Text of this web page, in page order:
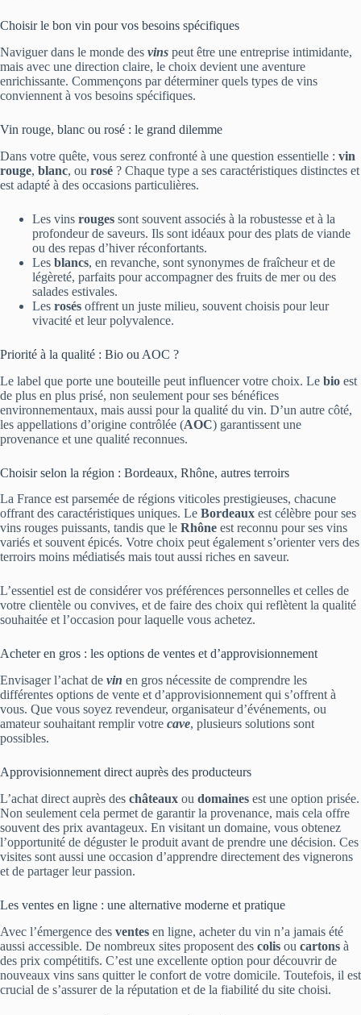
Choisir le bon vin pour vos besoins spécifiques
Naviguer dans le monde des vins peut être une entreprise intimidante,
mais avec une direction claire, le choix devient une aventure
enrichissante. Commençons par déterminer quels types de vins
conviennent à vos besoins spécifiques.
Vin rouge, blanc ou rosé : le grand dilemme
Dans votre quête, vous serez confronté à une question essentielle : vin
rouge, blanc, ou rosé ? Chaque type a ses caractéristiques distinctes et
est adapté à des occasions particulières.
Les vins rouges sont souvent associés à la robustesse et à la
profondeur de saveurs. Ils sont idéaux pour des plats de viande
ou des repas d’hiver réconfortants.
Les blancs, en revanche, sont synonymes de fraîcheur et de
légèreté, parfaits pour accompagner des fruits de mer ou des
salades estivales.
Les rosés offrent un juste milieu, souvent choisis pour leur
vivacité et leur polyvalence.
Priorité à la qualité : Bio ou AOC ?
Le label que porte une bouteille peut influencer votre choix. Le bio est
de plus en plus prisé, non seulement pour ses bénéfices
environnementaux, mais aussi pour la qualité du vin. D’un autre côté,
les appellations d’origine contrôlée (AOC) garantissent une
provenance et une qualité reconnues.
Choisir selon la région : Bordeaux, Rhône, autres terroirs
La France est parsemée de régions viticoles prestigieuses, chacune
offrant des caractéristiques uniques. Le Bordeaux est célèbre pour ses
vins rouges puissants, tandis que le Rhône est reconnu pour ses vins
variés et souvent épicés. Votre choix peut également s’orienter vers des
terroirs moins médiatisés mais tout aussi riches en saveur.
L’essentiel est de considérer vos préférences personnelles et celles de
votre clientèle ou convives, et de faire des choix qui reflètent la qualité
souhaitée et l’occasion pour laquelle vous achetez.
Acheter en gros : les options de ventes et d’approvisionnement
Envisager l’achat de vin en gros nécessite de comprendre les
différentes options de vente et d’approvisionnement qui s’offrent à
vous. Que vous soyez revendeur, organisateur d’événements, ou
amateur souhaitant remplir votre cave, plusieurs solutions sont
possibles.
Approvisionnement direct auprès des producteurs
L’achat direct auprès des châteaux ou domaines est une option prisée.
Non seulement cela permet de garantir la provenance, mais cela offre
souvent des prix avantageux. En visitant un domaine, vous obtenez
l’opportunité de déguster le produit avant de prendre une décision. Ces
visites sont aussi une occasion d’apprendre directement des vignerons
et de partager leur passion.
Les ventes en ligne : une alternative moderne et pratique
Avec l’émergence des ventes en ligne, acheter du vin n’a jamais été
aussi accessible. De nombreux sites proposent des colis ou cartons à
des prix compétitifs. C’est une excellente option pour découvrir de
nouveaux vins sans quitter le confort de votre domicile. Toutefois, il est
crucial de s’assurer de la réputation et de la fiabilité du site choisi.